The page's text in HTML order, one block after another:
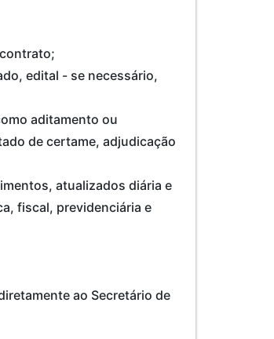
edital - se necessário,
aditamento ou
de certame, adjudicação
atualizados diária e
fiscal, previdenciária e
ao Secretário de